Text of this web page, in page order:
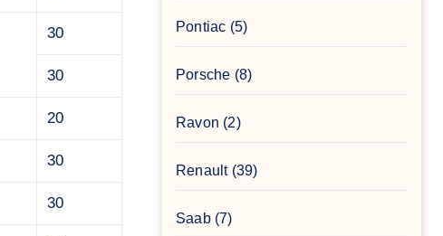
30
30
20
30
30
Pontiac (5)
Porsche (8)
Ravon (2)
Renault(39)
Saab(7)